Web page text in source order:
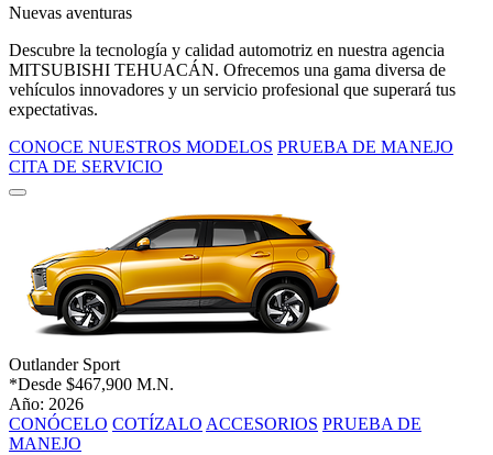
Nuevas aventuras
Descubre la tecnología y calidad automotriz en nuestra agencia
MITSUBISHI TEHUACÁN. Ofrecemos una gama diversa de
vehículos innovadores y un servicio profesional que superará tus
expectativas.
CONOCE NUESTROS MODELOS PRUEBA DE MANEJO
CITA DE SERVICIO
Outlander Sport
*Desde $467,900 M.N.
Año: 2026
CONÓCELO COTÍZALO ACCESORIOS PRUEBA DE
MANEJO